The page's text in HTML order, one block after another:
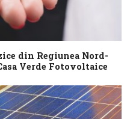
din Regiunea Nord-
Verde Fotovoltaice
Casa Verde Fotovoltaice,